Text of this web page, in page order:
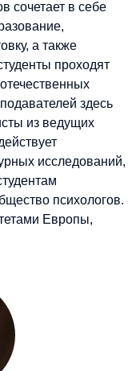
сочетает в себе
а также
проходят
здесь
из ведущих
исследований,
психологов.
Европы,